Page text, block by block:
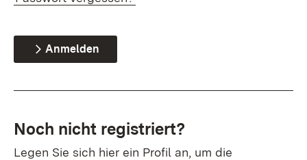
Anmelden
Noch nicht registriert?
Legen Sie sich hier ein Profil an, um die